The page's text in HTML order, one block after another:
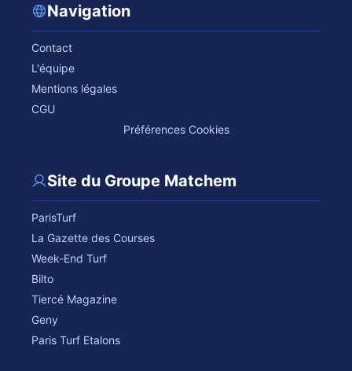
Navigation
Contact
L'équipe
Mentions légales
CGU
Préférences Cookies
Site du Groupe Matchem
ParisTurf
La Gazette des Courses
Week-End Turf
Bilto
Tiercé Magazine
Geny
Paris Turf Etalons